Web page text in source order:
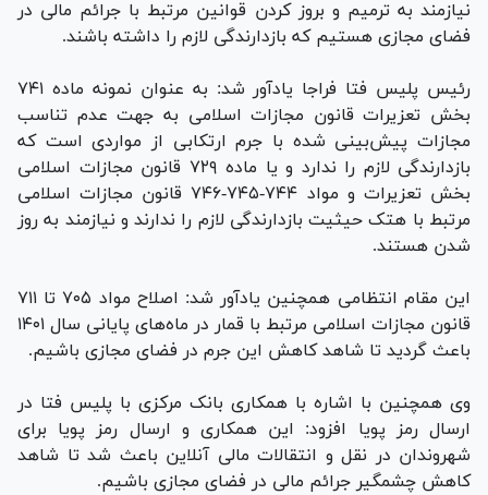
نیازمند به ترمیم و بروز کردن قوانین مرتبط با جرائم مالی در
فضای مجازی هستیم که بازدارندگی لازم را داشته باشند.
رئیس پلیس فتا فراجا یادآور شد: به عنوان نمونه ماده ۷۴۱
بخش تعزیرات قانون مجازات اسلامی به جهت عدم تناسب
مجازات پیش‌بینی شده با جرم ارتکابی از مواردی است که
بازدارندگی لازم را ندارد و یا ماده ۷۲۹ قانون مجازات اسلامی
بخش تعزیرات و مواد ۷۴۴-۷۴۵-۷۴۶ قانون مجازات اسلامی
مرتبط با هتک حیثیت بازدارندگی لازم را ندارند و نیازمند به روز
شدن هستند.
این مقام انتظامی همچنین یادآور شد: اصلاح مواد ۷۰۵ تا ۷۱۱
قانون مجازات اسلامی مرتبط با قمار در ماه‌های پایانی سال ۱۴۰۱
باعث گردید تا شاهد کاهش این جرم در فضای مجازی باشیم.
وی همچنین با اشاره با همکاری بانک مرکزی با پلیس فتا در
ارسال رمز پویا افزود: این همکاری و ارسال رمز پویا برای
شهروندان در نقل و انتقالات مالی آنلاین باعث شد تا شاهد
کاهش چشمگیر جرائم مالی در فضای مجازی باشیم.